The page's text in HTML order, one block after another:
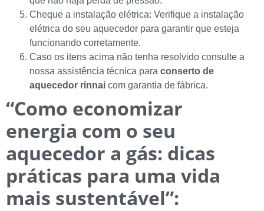
Cheque a instalação elétrica: Verifique a instalação
elétrica do seu aquecedor para garantir que esteja
funcionando corretamente.
Caso os itens acima não tenha resolvido consulte a
nossa assistência técnica para conserto de
aquecedor rinnai com garantia de fábrica.
“Como economizar
energia com o seu
aquecedor a gás: dicas
práticas para uma vida
mais sustentável”: